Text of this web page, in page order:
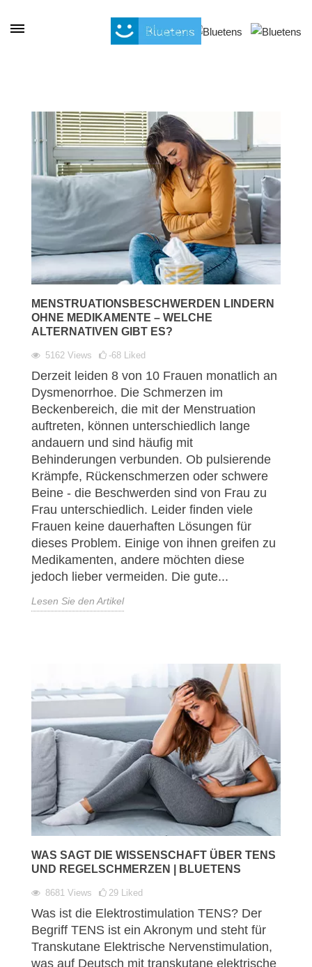
MENSTRUATIONSBESCHWERDEN LINDERN
OHNE MEDIKAMENTE – WELCHE
ALTERNATIVEN GIBT ES?
5162 Views -68 Liked
Derzeit leiden 8 von 10 Frauen monatlich an
Dysmenorrhoe. Die Schmerzen im
Beckenbereich, die mit der Menstruation
auftreten, können unterschiedlich lange
andauern und sind häufig mit
Behinderungen verbunden. Ob pulsierende
Krämpfe, Rückenschmerzen oder schwere
Beine - die Beschwerden sind von Frau zu
Frau unterschiedlich. Leider finden viele
Frauen keine dauerhaften Lösungen für
dieses Problem. Einige von ihnen greifen zu
Medikamenten, andere möchten diese
jedoch lieber vermeiden. Die gute...
Lesen Sie den Artikel
WAS SAGT DIE WISSENSCHAFT ÜBER TENS
UND REGELSCHMERZEN | BLUETENS
8681 Views 29 Liked
Was ist die Elektrostimulation TENS? Der
Begriff TENS ist ein Akronym und steht für
Transkutane Elektrische Nervenstimulation,
was auf Deutsch mit transkutane elektrische